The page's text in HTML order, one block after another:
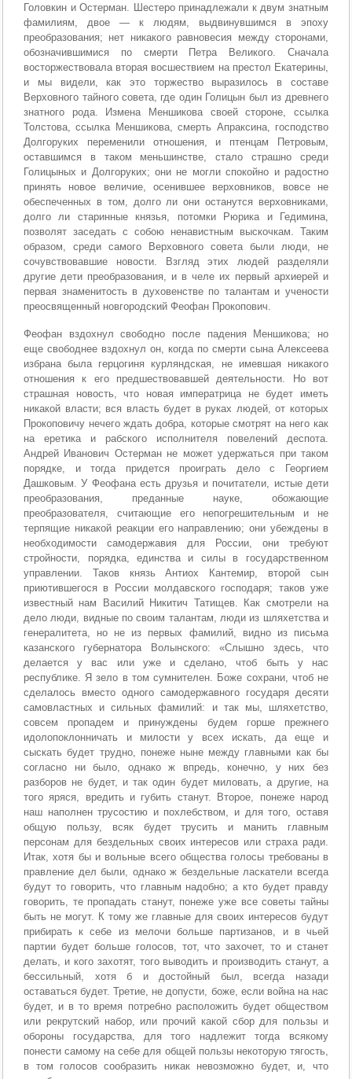
Головкин и Остерман. Шестеро принадлежали к двум знатным
фамилиям, двое — к людям, выдвинувшимся в эпоху
преобразования; нет никакого равновесия между сторонами,
обозначившимися по смерти Петра Великого. Сначала
восторжествовала вторая восшествием на престол Екатерины,
и мы видели, как это торжество выразилось в составе
Верховного тайного совета, где один Голицын был из древнего
знатного рода. Измена Меншикова своей стороне, ссылка
Толстова, ссылка Меншикова, смерть Апраксина, господство
Долгоруких переменили отношения, и птенцам Петровым,
оставшимся в таком меньшинстве, стало страшно среди
Голицыных и Долгоруких; они не могли спокойно и радостно
принять новое величие, осенившее верховников, вовсе не
обеспеченных в том, долго ли они останутся верховниками,
долго ли старинные князья, потомки Рюрика и Гедимина,
позволят заседать с собою ненавистным выскочкам. Таким
образом, среди самого Верховного совета были люди, не
сочувствовавшие новости. Взгляд этих людей разделяли
другие дети преобразования, и в челе их первый архиерей и
первая знаменитость в духовенстве по талантам и учености
преосвященный новгородский Феофан Прокопович.
Феофан вздохнул свободно после падения Меншикова; но
еще свободнее вздохнул он, когда по смерти сына Алексеева
избрана была герцогиня курляндская, не имевшая никакого
отношения к его предшествовавшей деятельности. Но вот
страшная новость, что новая императрица не будет иметь
никакой власти; вся власть будет в руках людей, от которых
Прокоповичу нечего ждать добра, которые смотрят на него как
на еретика и рабского исполнителя повелений деспота.
Андрей Иванович Остерман не может удержаться при таком
порядке, и тогда придется проиграть дело с Георгием
Дашковым. У Феофана есть друзья и почитатели, истые дети
преобразования, преданные науке, обожающие
преобразователя, считающие его непогрешительным и не
терпящие никакой реакции его направлению; они убеждены в
необходимости самодержавия для России, они требуют
стройности, порядка, единства и силы в государственном
управлении. Таков князь Антиох Кантемир, второй сын
приютившегося в России молдавского господаря; таков уже
известный нам Василий Никитич Татищев. Как смотрели на
дело люди, видные по своим талантам, люди из шляхетства и
генералитета, но не из первых фамилий, видно из письма
казанского губернатора Волынского: «Слышно здесь, что
делается у вас или уже и сделано, чтоб быть у нас
республике. Я зело в том сумнителен. Боже сохрани, чтоб не
сделалось вместо одного самодержавного государя десяти
самовластных и сильных фамилий: и так мы, шляхетство,
совсем пропадем и принуждены будем горше прежнего
идолопоклонничать и милости у всех искать, да еще и
сыскать будет трудно, понеже ныне между главными как бы
согласно ни было, однако ж впредь, конечно, у них без
разборов не будет, и так один будет миловать, а другие, на
того яряся, вредить и губить станут. Второе, понеже народ
наш наполнен трусостию и похлебством, и для того, оставя
общую пользу, всяк будет трусить и манить главным
персонам для бездельных своих интересов или страха ради.
Итак, хотя бы и вольные всего общества голосы требованы в
правление дел были, однако ж бездельные ласкатели всегда
будут то говорить, что главным надобно; а кто будет правду
говорить, те пропадать станут, понеже уже все советы тайны
быть не могут. К тому же главные для своих интересов будут
прибирать к себе из мелочи больше партизанов, и в чьей
партии будет больше голосов, тот, что захочет, то и станет
делать, и кого захотят, того выводить и производить станут, а
бессильный, хотя б и достойный был, всегда назади
оставаться будет. Третие, не допусти, боже, если война на нас
будет, и в то время потребно расположить будет обществом
или рекрутский набор, или прочий какой сбор для пользы и
обороны государства, для того надлежит тогда всякому
понести самому на себе для общей пользы некоторую тягость,
в том голосов сообразить никак невозможно будет, и, что